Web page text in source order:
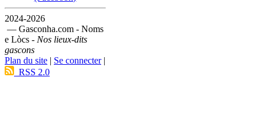
2024-2026
— Gasconha.com - Noms
e Lòcs - Nos lieux-dits
gascons
Plan du site | Se connecter|
RSS 2.0